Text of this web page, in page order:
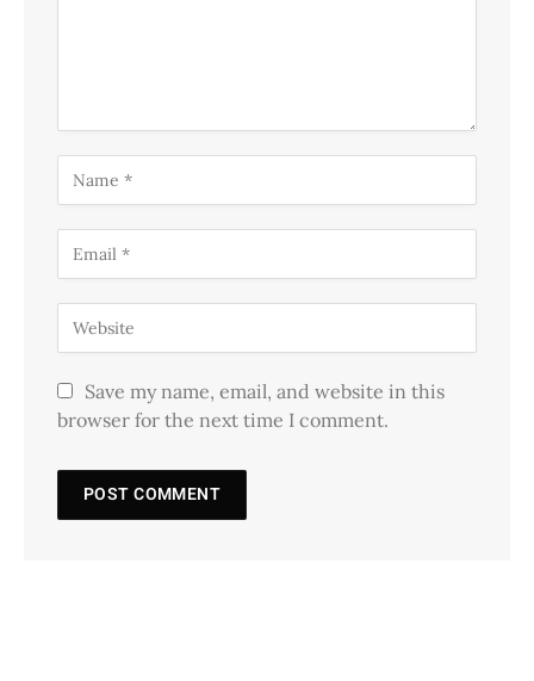
Save my name, email, and website in this
browser for the next time I comment.